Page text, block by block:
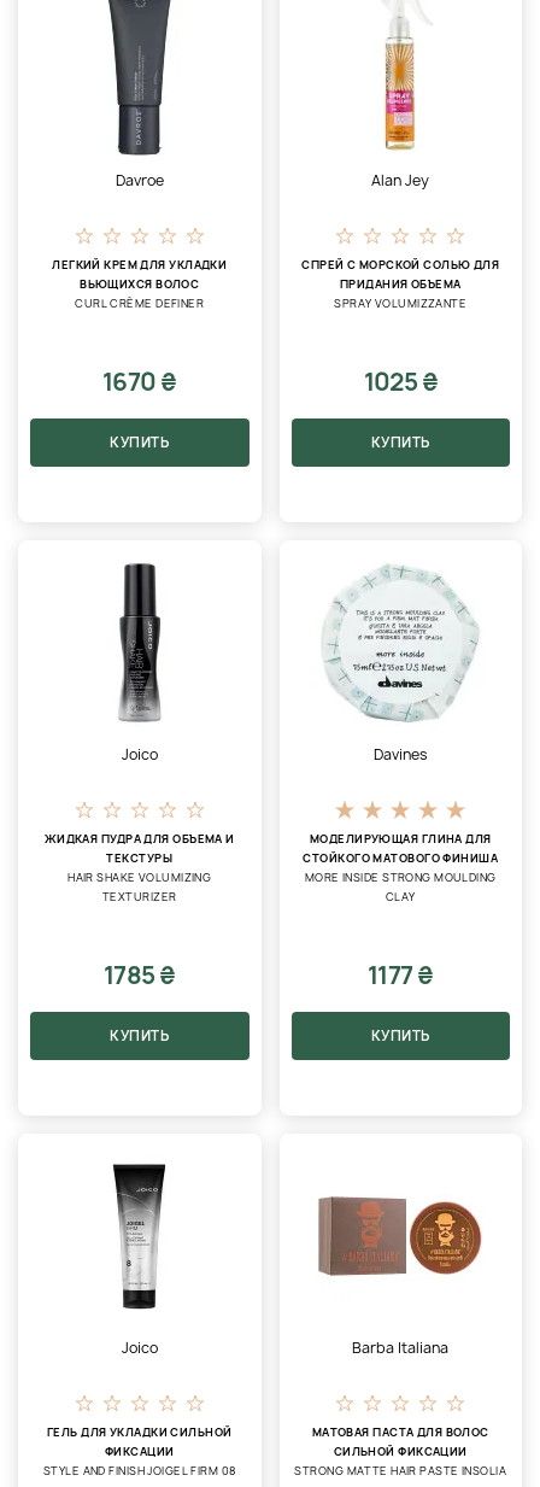
Davroe
ЛЕГКИЙ КРЕМ ДЛЯ УКЛАДКИ
ВЬЮЩИХСЯ ВОЛОС
CURL CRÈME DEFINER
1670 ₴
КУПИТЬ
Alan Jey
СПРЕЙ С МОРСКОЙ СОЛЬЮ ДЛЯ
ПРИДАНИЯ ОБЪЕМА
SPRAY VOLUMIZZANTE
1025 ₴
КУПИТЬ
Joico
ЖИДКАЯ ПУДРА ДЛЯ ОБЪЕМА И
ТЕКСТУРЫ
HAIR SHAKE VOLUMIZING
TEXTURIZER
1785 ₴
КУПИТЬ
Davines
МОДЕЛИРУЮЩАЯ ГЛИНА ДЛЯ
СТОЙКОГО МАТОВОГО ФИНИША
MORE INSIDE STRONG MOULDING
CLAY
1177 ₴
КУПИТЬ
Joico
ГЕЛЬ ДЛЯ УКЛАДКИ СИЛЬНОЙ
ФИКСАЦИИ
STYLE AND FINISH JOIGEL FIRM 08
Barba Italiana
МАТОВАЯ ПАСТА ДЛЯ ВОЛОС
СИЛЬНОЙ ФИКСАЦИИ
STRONG MATTE HAIR PASTE INSOLIA